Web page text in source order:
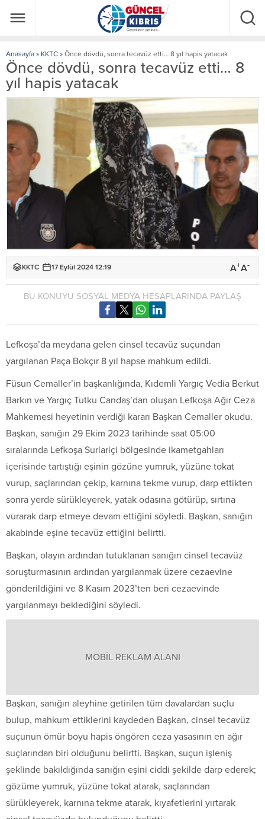
Anasayfa » KKTC » Önce dövdü, sonra tecavüz etti… 8 yıl hapis yatacak
Önce dövdü, sonra tecavüz etti… 8
yıl hapis yatacak
KKTC 17 Eylül 2024 12:19 A+A-
BU KONUYU SOSYAL MEDYA HESAPLARINDA PAYLAŞ
Lefkoşa’da meydana gelen cinsel tecavüz suçundan
yargılanan Paça Bokçır 8 yıl hapse mahkum edildi.
Füsun Cemaller’in başkanlığında, Kıdemli Yargıç Vedia Berkut
Barkın ve Yargıç Tutku Candaş’dan oluşan Lefkoşa Ağır Ceza
Mahkemesi heyetinin verdiği kararı Başkan Cemaller okudu.
Başkan, sanığın 29 Ekim 2023 tarihinde saat 05:00
sıralarında Lefkoşa Surlariçi bölgesinde ikametgahları
içerisinde tartıştığı eşinin gözüne yumruk, yüzüne tokat
vurup, saçlarından çekip, karnına tekme vurup, darp ettikten
sonra yerde sürükleyerek, yatak odasına götürüp, sırtına
vurarak darp etmeye devam ettiğini söyledi. Başkan, sanığın
akabinde eşine tecavüz ettiğini belirtti.
Başkan, olayın ardından tutuklanan sanığın cinsel tecavüz
soruşturmasının ardından yargılanmak üzere cezaevine
gönderildiğini ve 8 Kasım 2023’ten beri cezaevinde
yargılanmayı beklediğini söyledi.
MOBİL REKLAM ALANI
Başkan, sanığın aleyhine getirilen tüm davalardan suçlu
bulup, mahkum ettiklerini kaydeden Başkan, cinsel tecavüz
suçunun ömür boyu hapis öngören ceza yasasının en ağır
suçlarından biri olduğunu belirtti. Başkan, suçun işleniş
şeklinde bakıldığında sanığın eşini ciddi şekilde darp ederek;
gözüme yumruk, yüzüne tokat atarak, saçlarından
sürükleyerek, karnına tekme atarak, kıyafetlerini yırtarak